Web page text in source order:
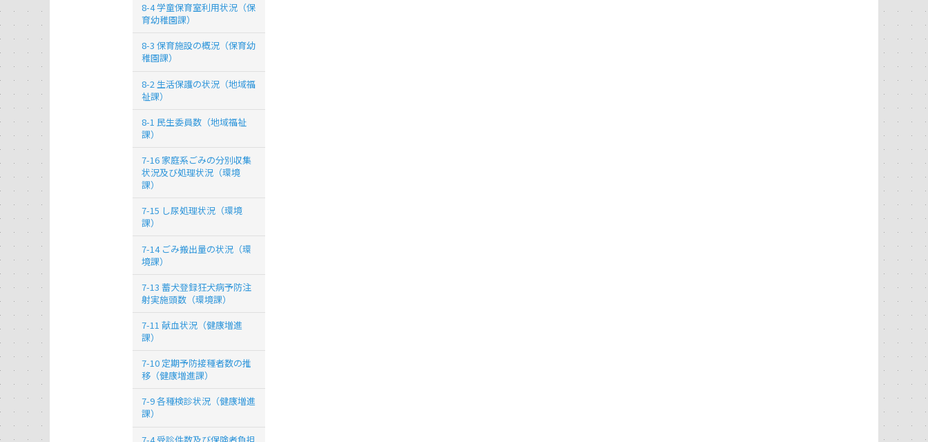
8-4 学童保育室利用状況（保
育幼稚園課）
8-3 保育施設の概況（保育幼
稚園課）
8-2 生活保護の状況（地域福
祉課）
8-1 民生委員数（地域福祉
課）
7-16 家庭系ごみの分別収集
状況及び処理状況（環境
課）
7-15 し尿処理状況（環境
課）
7-14 ごみ搬出量の状況（環
境課）
7-13 蓄犬登録狂犬病予防注
射実施頭数（環境課）
7-11 献血状況（健康増進
課）
7-10 定期予防接種者数の推
移（健康増進課）
7-9 各種検診状況（健康増進
課）
7-4 受診件数及び保険者負担